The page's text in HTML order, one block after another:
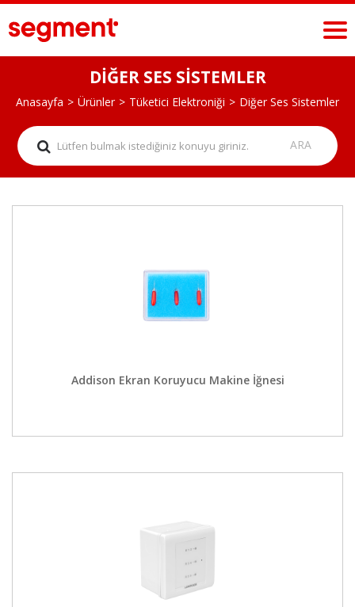
DİĞER SES SİSTEMLER
Anasayfa Ürünler Tüketici Elektroniği Diğer Ses Sistemler
Addison Ekran Koruyucu Makine İğnesi